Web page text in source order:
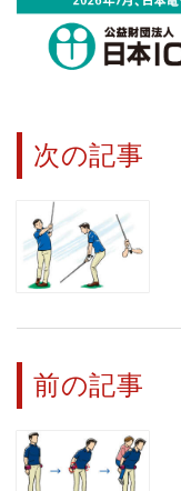
次の記事
前の記事